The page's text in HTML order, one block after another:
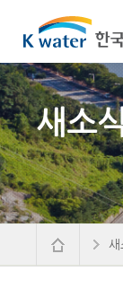
새소
새